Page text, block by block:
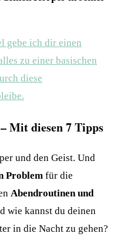
gebe ich dir einen
zu einer basischen
diese
Mit diesen 7 Tipps
und den Geist. Und
Problem für die
Abendroutinen und
wie kannst du deinen
in die Nacht zu gehen?